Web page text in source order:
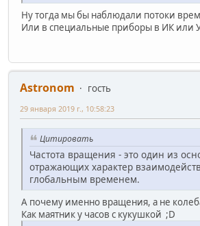
Ну тогда мы бы наблюдали потоки
Или в специальные приборы в ИК или
Astronom
гость
29 января 2019 г., 10:58:23
Цитировать
Частота вращения - это один из
отражающих характер
глобальным временем.
А почему именно вращения, а не
Как маятник у часов с кукушкой ;D